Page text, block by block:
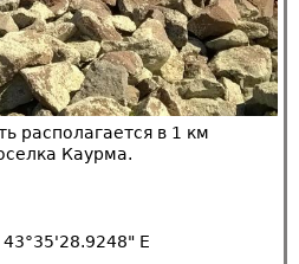
располагается в 1 км
Каурма.
E